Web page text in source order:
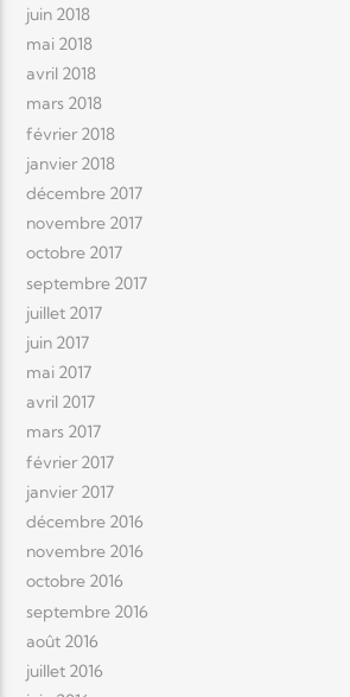
juin 2018
mai 2018
avril 2018
mars 2018
février 2018
janvier 2018
décembre 2017
novembre 2017
octobre 2017
septembre 2017
juillet 2017
juin 2017
mai 2017
avril 2017
mars 2017
février 2017
janvier 2017
décembre 2016
novembre 2016
octobre 2016
septembre 2016
août 2016
juillet 2016